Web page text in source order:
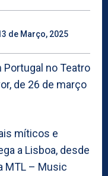
de Março, 2025
Portugal no Teatro
de 26 de março
míticos e
a Lisboa, desde
MTL – Music